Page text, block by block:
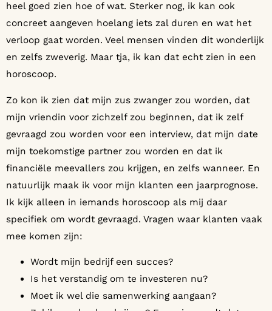
heel goed zien hoe of wat. Sterker nog, ik kan ook
concreet aangeven hoelang iets zal duren en wat het
verloop gaat worden. Veel mensen vinden dit wonderlijk
en zelfs zweverig. Maar tja, ik kan dat echt zien in een
horoscoop.
Zo kon ik zien dat mijn zus zwanger zou worden, dat
mijn vriendin voor zichzelf zou beginnen, dat ik zelf
gevraagd zou worden voor een interview, dat mijn date
mijn toekomstige partner zou worden en dat ik
financiële meevallers zou krijgen, en zelfs wanneer. En
natuurlijk maak ik voor mijn klanten een jaarprognose.
Ik kijk alleen in iemands horoscoop als mij daar
specifiek om wordt gevraagd. Vragen waar klanten vaak
mee komen zijn:
Wordt mijn bedrijf een succes?
Is het verstandig om te investeren nu?
Moet ik wel die samenwerking aangaan?